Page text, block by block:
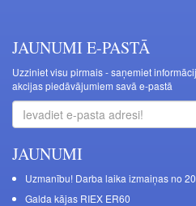
JAUNUMI E-PASTĀ
Uzziniet visu pirmais - saņemiet
akcijas piedāvājumiem savā e-pastā
JAUNUMI
Uzmanību! Darba laika izmaiņas no
Galda kājas RIEX ER60